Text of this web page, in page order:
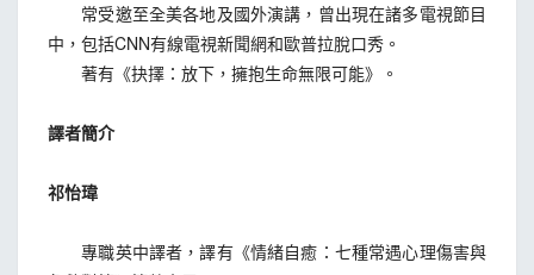
常受邀至全美各地及國外演講，曾出現在諸多電視節目
中，包括CNN有線電視新聞網和歐普拉脫口秀。
著有《抉擇：放下，擁抱生命無限可能》。
譯者簡介
祁怡瑋
專職英中譯者，譯有《情緒自癒：七種常遇心理傷害與